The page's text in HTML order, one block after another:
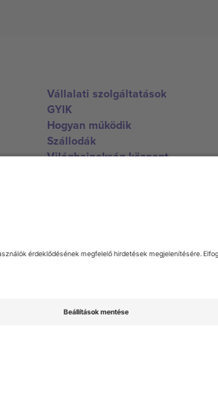
Vállalati szolgáltatások
GYIK
Hogyan működik
Szállodák
Világbajnokság központ